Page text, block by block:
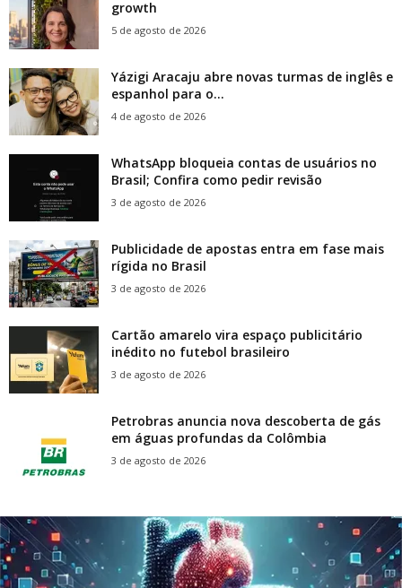
growth
5 de agosto de 2026
Yázigi Aracaju abre novas turmas de inglês e
espanhol para o...
4 de agosto de 2026
WhatsApp bloqueia contas de usuários no
Brasil; Confira como pedir revisão
3 de agosto de 2026
Publicidade de apostas entra em fase mais
rígida no Brasil
3 de agosto de 2026
Cartão amarelo vira espaço publicitário
inédito no futebol brasileiro
3 de agosto de 2026
Petrobras anuncia nova descoberta de gás
em águas profundas da Colômbia
3 de agosto de 2026